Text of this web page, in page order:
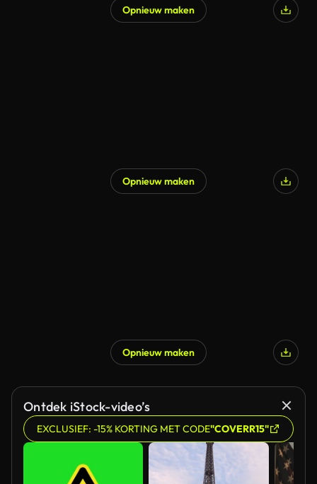
Opnieuw maken
Opnieuw maken
Opnieuw maken
Ontdek iStock-video’s
EXCLUSIEF: -15% KORTING MET CODE"COVERR15"